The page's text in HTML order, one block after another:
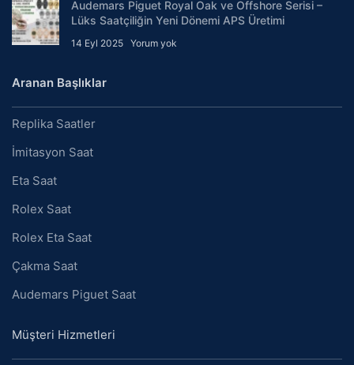
Audemars Piguet Royal Oak ve Offshore Serisi –
Lüks Saatçiliğin Yeni Dönemi APS Üretimi
14 Eyl 2025 Yorum yok
Aranan Başlıklar
Replika Saatler
İmitasyon Saat
Eta Saat
Rolex Saat
Rolex Eta Saat
Çakma Saat
Audemars Piguet Saat
Müşteri Hizmetleri